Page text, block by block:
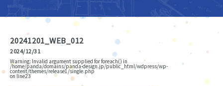
20241201_WEB_012
2024/12/31
Warning: Invalid argument supplied for foreach() in
/home/panda/domains/panda-design.jp/public_html/wdpress/wp-
content/themes/release1/single.php
on line23